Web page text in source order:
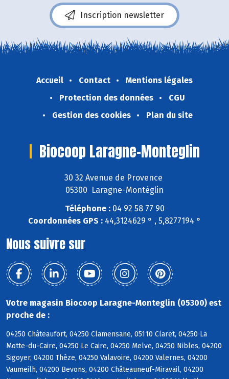
Inscription newsletter
Accueil Contact
Mentions légales
Protection des données
CGU
Gestion des cookies
Plan du site
Biocoop Laragne-Monteglin
30 32 Avenue de Provence
05300 Laragne-Montéglin
Téléphone :04 92 58 77 90
Coordonnées GPS : 44,3124629 ° , 5,8277194 °
Nous suivre sur
Votre magasin Biocoop Laragne-Monteglin (05300) est
proche de :
04250 Châteaufort, 04250 Clamensane, 05110 Claret, 04250 La
Motte-du-Caire, 04250 Le Caire, 04250 Melve, 04250 Nibles, 04200
Sigoyer, 04200 Thèze, 04250 Valavoire, 04200 Valernes, 04200
Vaumeilh, 04200 Bevons, 04200 Châteauneuf-Miravail, 04200